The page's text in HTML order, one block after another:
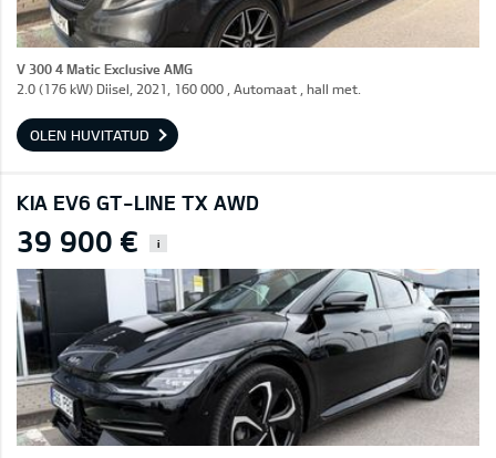
V 300 4 Matic Exclusive AMG
2.0 (176 kW) Diisel, 2021, 160 000 , Automaat , hall met.
OLEN HUVITATUD
KIA EV6 GT-LINE TX AWD
39 900 € i